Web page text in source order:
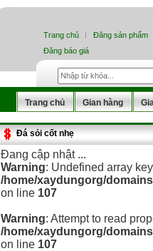
Trang chủ
Đăng sản phẩm
Đăng báo giá
Trang chủ Gian hàng
Đá sỏi cốt nhẹ
Đang cập nhật ...
Warning: Undefined array
/home/xaydungorg/
on line 107
Warning: Attempt to read
/home/xaydungorg/
on line 107